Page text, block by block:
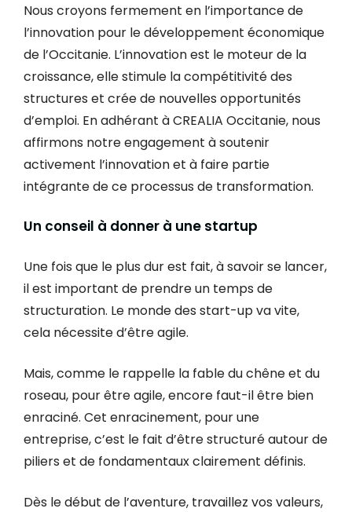
Nous croyons fermement en l’importance de
l’innovation pour le développement économique
de l’Occitanie. L’innovation est le moteur de la
croissance, elle stimule la compétitivité des
structures et crée de nouvelles opportunités
d’emploi. En adhérant à CREALIA Occitanie, nous
affirmons notre engagement à soutenir
activement l’innovation et à faire partie
intégrante de ce processus de transformation.
Un conseil à donner à une startup
Une fois que le plus dur est fait, à savoir se lancer,
il est important de prendre un temps de
structuration. Le monde des start-up va vite,
cela nécessite d’être agile.
Mais, comme le rappelle la fable du chêne et du
roseau, pour être agile, encore faut-il être bien
enraciné. Cet enracinement, pour une
entreprise, c’est le fait d’être structuré autour de
piliers et de fondamentaux clairement définis.
Dès le début de l’aventure, travaillez vos valeurs,